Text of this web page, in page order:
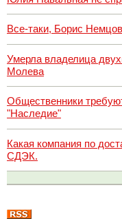
Все-таки, Борис
Умерла владелица
Молева
Общественники
"Наследие"
Какая компания по
СДЭК.